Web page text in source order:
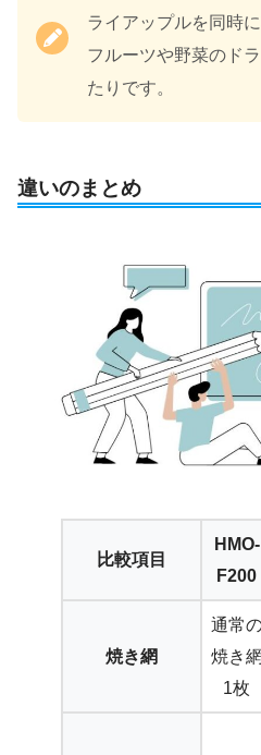
ライアップルを同時
フルーツや野菜のド
たりです。
違いのまとめ
比較項目
HMO-
F200
焼き網
通常
焼き網
1枚